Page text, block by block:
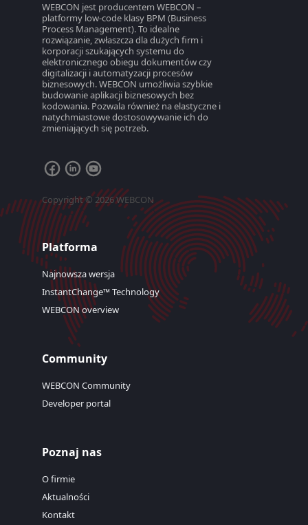
WEBCON jest producentem WEBCON –
platformy low-code klasy BPM (Business
Process Management). To idealne
rozwiązanie, zwłaszcza dla dużych firm i
korporacji szukających systemu do
elektronicznego obiegu dokumentów czy
digitalizacji i automatyzacji procesów
biznesowych. WEBCON umożliwia szybkie
budowanie aplikacji biznesowych bez
kodowania. Pozwala również na elastyczne i
natychmiastowe dostosowywanie ich do
zmieniających się potrzeb.
Copyright © 2026 WEBCON
Platforma
Najnowsza wersja
InstantChange™ Technology
WEBCON overview
Community
WEBCON Community
Developer portal
Poznaj nas
O firmie
Aktualności
Kontakt